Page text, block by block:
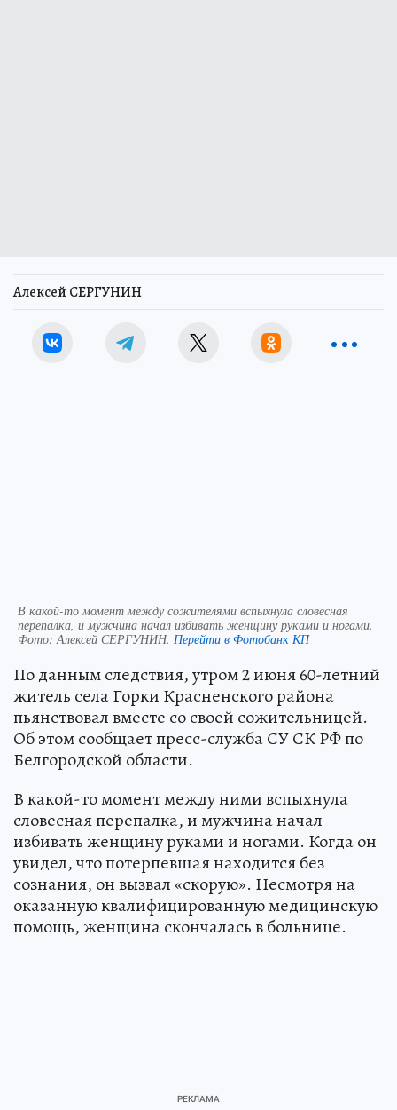
Алексей СЕРГУНИН
В какой-то момент между сожителями вспыхнула словесная
перепалка, и мужчина начал избивать женщину руками и ногами.
Фото: Алексей СЕРГУНИН. Перейти в Фотобанк КП
По данным следствия, утром 2 июня 60-летний
житель села Горки Красненского района
пьянствовал вместе со своей сожительницей.
Об этом сообщает пресс-служба СУ СК РФ по
Белгородской области.
В какой-то момент между ними вспыхнула
словесная перепалка, и мужчина начал
избивать женщину руками и ногами. Когда он
увидел, что потерпевшая находится без
сознания, он вызвал «скорую». Несмотря на
оказанную квалифицированную медицинскую
помощь, женщина скончалась в больнице.